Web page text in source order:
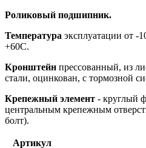
Роликовый подшипник.
Температура эксплуатации от -
+60С.
Кронштейн прессованный, из
стали, оцинкован, с тормозной
Крепежный элемент - круглый
центральным крепежным
болт).
Артикул